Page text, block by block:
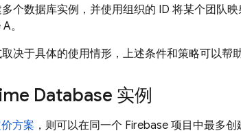
个数据库实例，并使用组织的 ID 将某个团队
。
决于具体的使用情形，上述条件和策略可以帮
Database 实例
方案 ，则可以在同一个 Firebase 项目中最多创